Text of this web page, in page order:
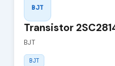
BJT
Transistor
BJT
BJT